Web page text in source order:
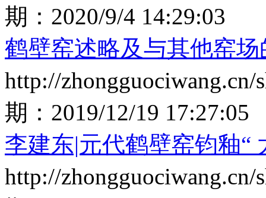
期： 2020/9/4 14:29:03
鹤壁窑述略及与其他窑
http://zhongguociwang.cn/
期： 2019/12/19 17:27:05
李建东|元代鹤壁窑钧釉“
http://zhongguociwang.cn/